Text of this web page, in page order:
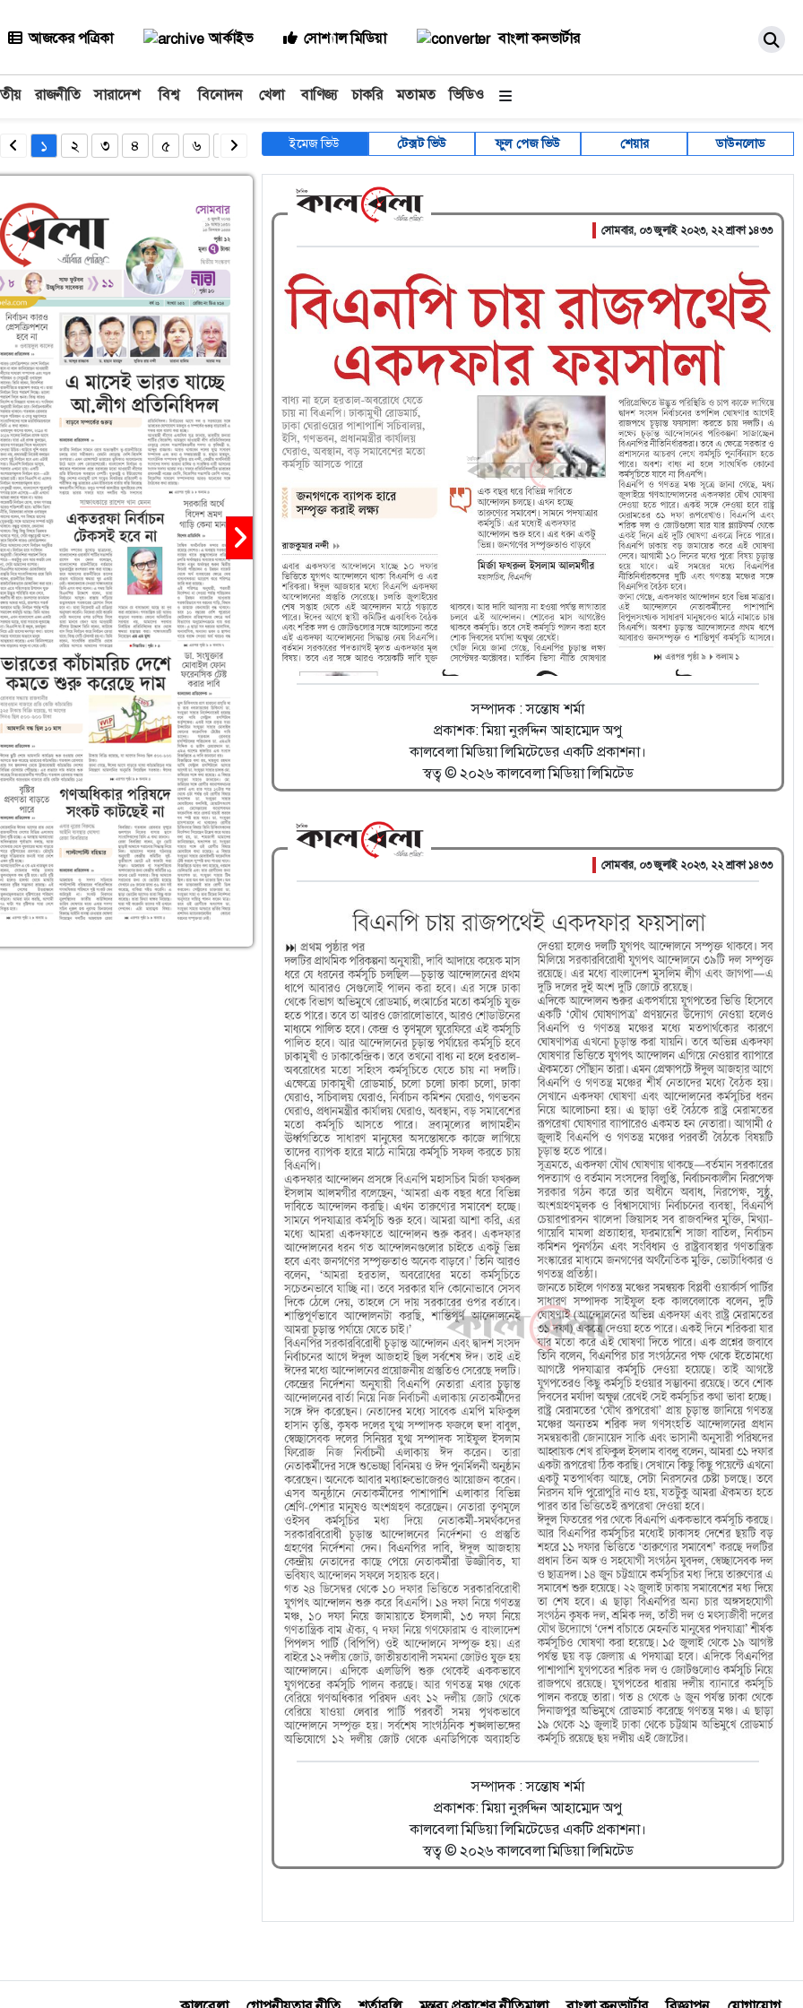
আজকের পত্রিকা আর্কাইভ সোশ্যাল মিডিয়া বাংলা কনভার্টার
রাজনীতি সারাদেশ বিশ্ব বিনোদন খেলা বাণিজ্য চাকরি মতামত ভিডিও
১ ২ ৩ ৪ ৫ ৬ ৭ ৯ ১০
ইমেজ ভিউ টেক্সট ভিউ ফুল পেজ ভিউ শেয়ার ডাউনলোড
সোমবার, ০৩ জুলাই ২০২৩, ২২ শ্রাবণ ১৪৩৩
সম্পাদক : সন্তোষ শর্মা
প্রকাশক: মিয়া নুরুদ্দিন আহাম্মেদ অপু
কালবেলা মিডিয়া লিমিটেডের একটি প্রকাশনা।
স্বত্ব © ২০২৬ কালবেলা মিডিয়া লিমিটেড
সোমবার, ০৩ জুলাই ২০২৩, ২২ শ্রাবণ ১৪৩৩
সম্পাদক : সন্তোষ শর্মা
প্রকাশক: মিয়া নুরুদ্দিন আহাম্মেদ অপু
কালবেলা মিডিয়া লিমিটেডের একটি প্রকাশনা।
স্বত্ব © ২০২৬ কালবেলা মিডিয়া লিমিটেড